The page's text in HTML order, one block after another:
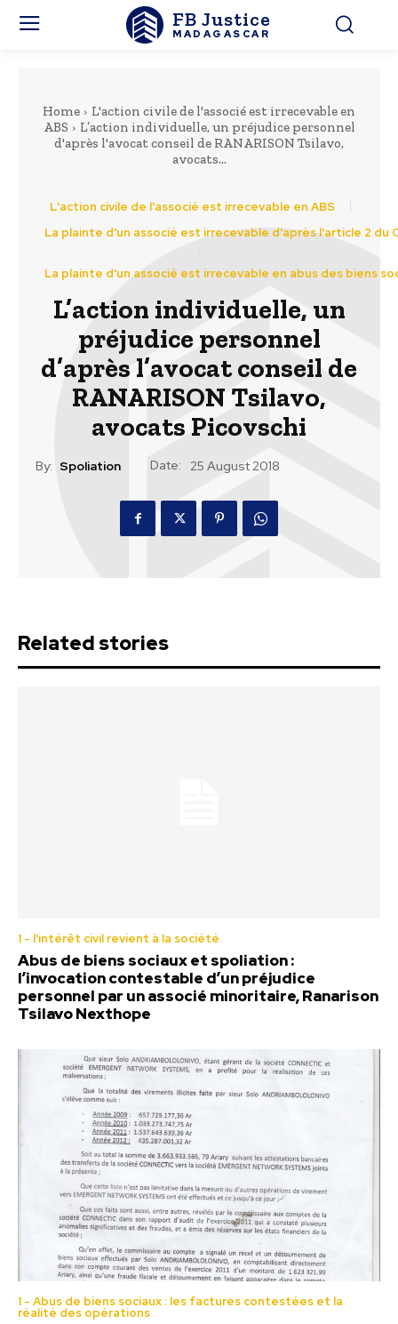
FB Justice
MADAGASCAR
Home
L'action civile de l'associé est irrecevable en
ABS
L’action individuelle, un préjudice personnel
d'après l'avocat conseil de RANARISON Tsilavo,
avocats...
L'action civile de l'associé est irrecevable en ABS
La plainte d'un associé est irrecevable d'après l'article 2 du
La plainte d'un associé est irrecevable en abus des biens
L’action individuelle, un
préjudice personnel
d’après l’avocat conseil de
RANARISON Tsilavo,
avocats Picovschi
By: Spoliation Date: 25 August 2018
Related stories
1 - l'intérêt civil revient à la société
Abus de biens sociaux et spoliation :
l’invocation contestable d’un préjudice
personnel par un associé minoritaire, Ranarison
Tsilavo Nexthope
1 - Abus de biens sociaux : les factures contestées et la
réalité des opérations